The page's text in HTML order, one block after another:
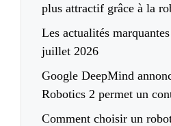
plus attractif grâce à la
Les actualités
juillet 2026
Google DeepMind
Robotics 2 permet un
Comment choisir un